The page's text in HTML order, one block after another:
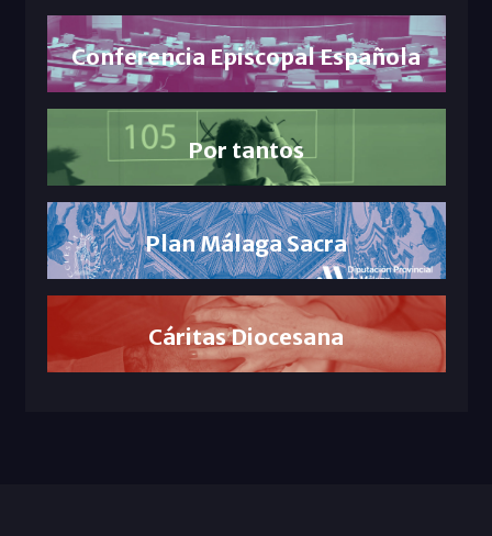
Conferencia Episcopal Española
Por tantos
Plan Málaga Sacra
Cáritas Diocesana